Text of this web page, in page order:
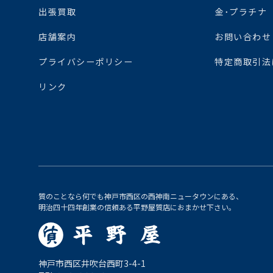
出張買取 金･プラチナ
店舗案内 お問い合わせ
プライバシーポリシー 特定商取引
リンク
質のことなら何でも神戸市西区の西神南ニュータウンにある、
明治四十四年創業の信頼ある平野屋質店におまかせ下さい。
神戸市西区井吹台西町3-4-1